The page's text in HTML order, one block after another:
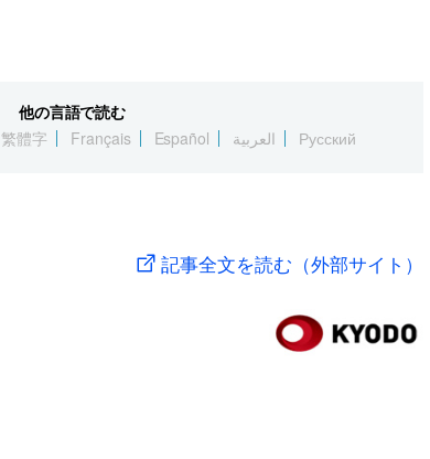
他の言語で読む
繁體字 Français Español العربية Русский
記事全文を読む（外部サイト）